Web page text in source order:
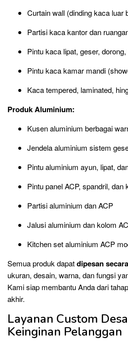
Curtain wall (dinding kaca luar
Partisi kaca kantor dan
Pintu kaca lipat, geser,
Pintu kaca kamar mandi
Kaca tempered, laminated,
Produk Aluminium:
Kusen aluminium berbagai
Jendela aluminium sistem
Pintu aluminium ayun, lipat,
Pintu panel ACP, spandril,
Partisi aluminium dan ACP
Jalusi aluminium dan kolom
Kitchen set aluminium ACP
Semua produk dapatdipesan
ukuran, desain, warna, dan fungsi
Kami siap membantu Anda dari
akhir.
Layanan Custom
Keinginan Pelanggan